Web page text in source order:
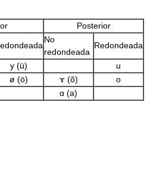
Posterior
No
redondeada
Redondeada
y (ü)
u
ø (ö) ɤ (õ)
o
ɑ (a)